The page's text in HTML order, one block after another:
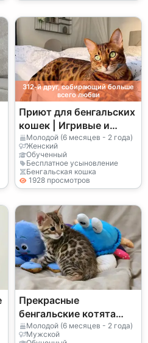
312-й друг, собирающий больше
всего любви
Приют для бенгальских
кошек | Игривые и
ласковые
Молодой (6 месяцев - 2 года)
Женский
Обученный
Бесплатное усыновление
Бенгальская кошка
1928 просмотров
Прекрасные
бенгальские котята
ищут новый дом.
Молодой (6 месяцев - 2 года)
Мужской